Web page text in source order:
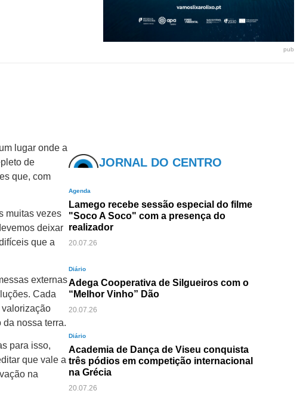
pub
lugar onde a
de
que, com
muitas vezes
deixar
que a
externas
Cada
valorização
nossa terra.
para isso,
que vale a
na
JORNAL DO CENTRO
Agenda
Lamego recebe sessão especial do filme
"Soco A Soco" com a presença do
realizador
20.07.26
Diário
Adega Cooperativa de Silgueiros com o
“Melhor Vinho” Dão
20.07.26
Diário
Academia de Dança de Viseu conquista
três pódios em competição internacional
na Grécia
20.07.26